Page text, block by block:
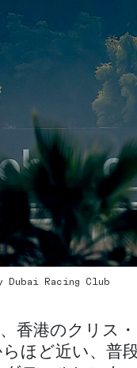
Dubai Racing Club
香港のクリス
ほど近い、普